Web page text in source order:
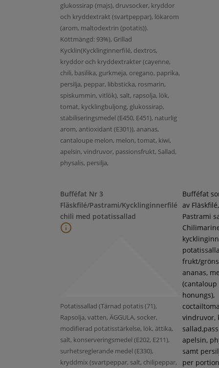
glukossirap (majs), druvsocker, kryddor
och kryddextrakt (svartpeppar), lökarom
(arom, maltodextrin (potatis)).
Köttmängd: 93%), Grillad
Kycklin(Kycklinginnerfilé, dextros,
kryddor och kryddextrakter (cayenne,
chili, basilika, gurkmeja, oregano, paprika,
persilja, peppar, libbsticka, rosmarin,
spiskummin, vitlök), salt, rapsolja, lök,
tomat, kycklingbuljong, glukossirap,
stabiliseringsmedel (E450, E451), naturlig
arom, antioxidant (E301)), ananas,
cantaloupe melon, melon, tomat, kiwi,
apelsin, vindruvor, passionsfrukt, Sallad,
physalis, persilja,
Bufféfat Nr 3
Fläskfilé/Pastrami/Kycklinginnerfilé
chili med potatissallad
Potatissallad (Tärnad potatis (71),
Rapsolja, vatten, ÄGGULA, socker,
modifierad potatisstärkelse, lök, ättika,
salt, konserveringsmedel (E202, E211),
surhetsreglerande medel (E330),
kryddmix (svartpeppar, salt, chilipeppar,
Bufféfat
av Fläskfilé,
Pastrami
frukt/
ananas,
(cantaloup
honungs),
vindruvor,
apelsin,
samt
per